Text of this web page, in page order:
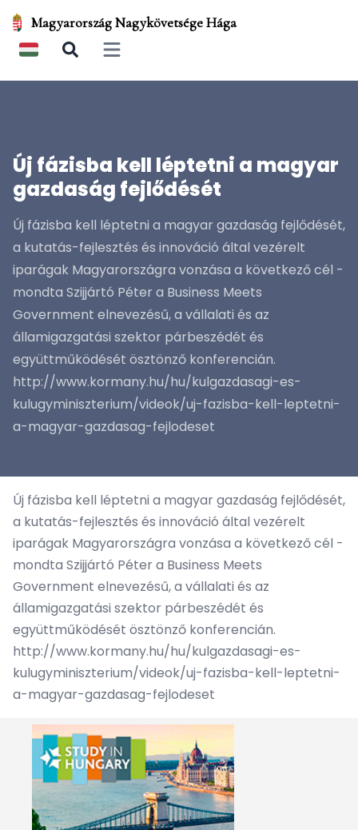
Magyarország Nagykövetsége Hága
Open main menu
Új fázisba kell léptetni a magyar
gazdaság fejlődését
Új fázisba kell léptetni a magyar gazdaság fejlődését,
a kutatás-fejlesztés és innováció által vezérelt
iparágak Magyarországra vonzása a következő cél -
mondta Szijjártó Péter a Business Meets
Government elnevezésű, a vállalati és az
államigazgatási szektor párbeszédét és
együttműködését ösztönző konferencián.
http://www.kormany.hu/hu/kulgazdasagi-es-
kulugyminiszterium/videok/uj-fazisba-kell-leptetni-
a-magyar-gazdasag-fejlodeset
Új fázisba kell léptetni a magyar gazdaság fejlődését,
a kutatás-fejlesztés és innováció által vezérelt
iparágak Magyarországra vonzása a következő cél -
mondta Szijjártó Péter a Business Meets
Government elnevezésű, a vállalati és az
államigazgatási szektor párbeszédét és
együttműködését ösztönző konferencián.
http://www.kormany.hu/hu/kulgazdasagi-es-
kulugyminiszterium/videok/uj-fazisba-kell-leptetni-
a-magyar-gazdasag-fejlodeset